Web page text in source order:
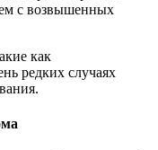
с возвышенных
как
редких случаях